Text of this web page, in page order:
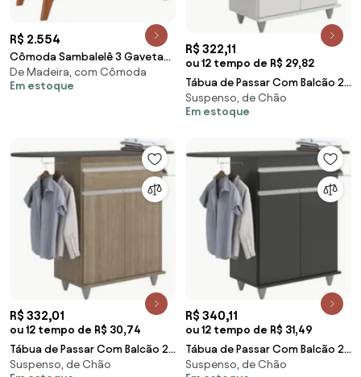
R$ 2.554
Cômoda Sambalelê 3 Gavetas
e 2 Portas - Branco
De Madeira, com Cômoda
Em estoque
R$ 322,11
ou 12 tempo de R$ 29,82
Tábua de Passar Com Balcão 2
Portas 1 Gaveta Larissa Branco -
Lumil
Suspenso, de Chão
Em estoque
R$ 332,01
ou 12 tempo de R$ 30,74
Tábua de Passar Com Balcão 2
Portas 1 Gaveta Larissa
Suspenso, de Chão
R$ 340,11
ou 12 tempo de R$ 31,49
Tábua de Passar Com Balcão 2
Portas 1 Gaveta Larissa Preto -
Suspenso, de Chão